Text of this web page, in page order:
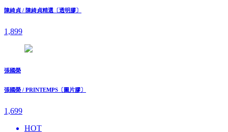
陳綺貞 / 陳綺貞精選〔透明膠〕
1,899
張國榮
張國榮 / PRINTEMPS〔圖片膠〕
1,699
HOT